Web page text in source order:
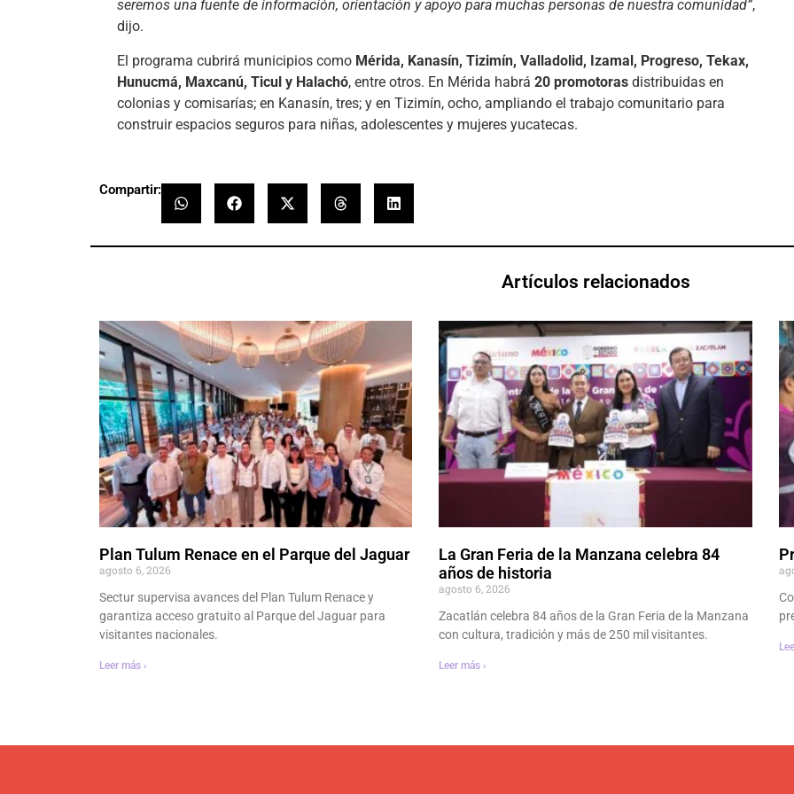
seremos una fuente de información, orientación y apoyo para muchas personas de nuestra comunidad”,
dijo.
El programa cubrirá municipios como Mérida, Kanasín, Tizimín, Valladolid, Izamal, Progreso, Tekax,
Hunucmá, Maxcanú, Ticul y Halachó, entre otros. En Mérida habrá 20 promotoras distribuidas en
colonias y comisarías; en Kanasín, tres; y en Tizimín, ocho, ampliando el trabajo comunitario para
construir espacios seguros para niñas, adolescentes y mujeres yucatecas.
Compartir:
Artículos relacionados
Plan Tulum Renace en el Parque del Jaguar
agosto 6, 2026
Sectur supervisa avances del Plan Tulum Renace y
garantiza acceso gratuito al Parque del Jaguar para
visitantes nacionales.
Leer más ›
La Gran Feria de la Manzana celebra 84
años de historia
agosto 6, 2026
Zacatlán celebra 84 años de la Gran Feria de la Manzana
con cultura, tradición y más de 250 mil visitantes.
Leer más ›